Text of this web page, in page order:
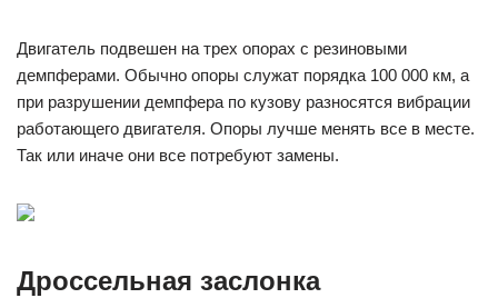
Двигатель подвешен на трех опорах с резиновыми
демпферами. Обычно опоры служат порядка 100 000 км, а
при разрушении демпфера по кузову разносятся вибрации
работающего двигателя. Опоры лучше менять все в месте.
Так или иначе они все потребуют замены.
Дроссельная заслонка